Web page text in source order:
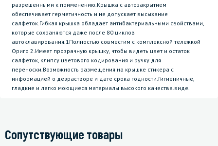
разрешенными к применению.Крышка с автозакрытием
обеспечивает герметичность и не допускает высыхание
салфеток.Гибкая крышка обладает антибактериальными свойствами,
которые сохраняются даже после 80 циклов
автоклавирования.1Полностью совместим с комплексной тележкой
Ориго 2.Имеет прозрачную крышку, чтобы видеть цвет и остаток
салфеток, клипсу цветового кодирования и ручку для
переноски.Возможность размещения на крышке стикера с
информацией о дезрастворе и дате срока годности.Гигиеничные,
гладкие и легко моющиеся материалы высокого качества.виде.
Сопутствующие товары